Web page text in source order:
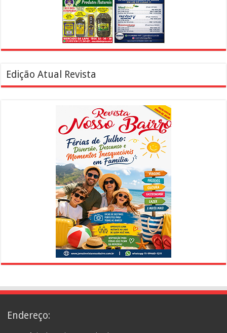
Edição Atual Revista
Endereço: